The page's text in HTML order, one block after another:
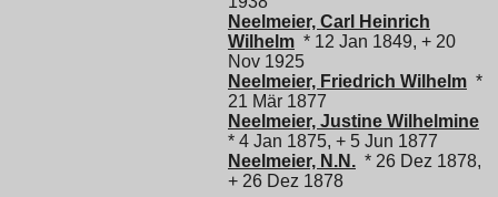
Neelmeier, Carl Heinrich
Wilhelm * 12 Jan 1849, + 20
Nov 1925
Neelmeier, Friedrich Wilhelm *
21 Mär 1877
Neelmeier, Justine Wilhelmine
* 4 Jan 1875, + 5 Jun 1877
Neelmeier, N.N. * 26 Dez 1878,
+ 26 Dez 1878